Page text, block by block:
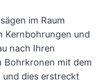
im Raum
Kernbohrungen und
nach Ihren
Bohrkronen mit dem
und dies erstreckt